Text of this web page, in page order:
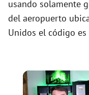
usando solamente
del aeropuerto
Unidos el código es